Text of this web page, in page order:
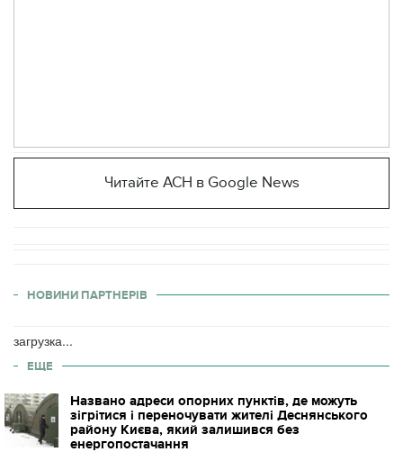
Читайте АСН в Google News
НОВИНИ ПАРТНЕРІВ
загрузка...
ЕЩЕ
Названо адреси опорних пунктів, де можуть
зігрітися і переночувати жителі Деснянського
району Києва, який залишився без
енергопостачання